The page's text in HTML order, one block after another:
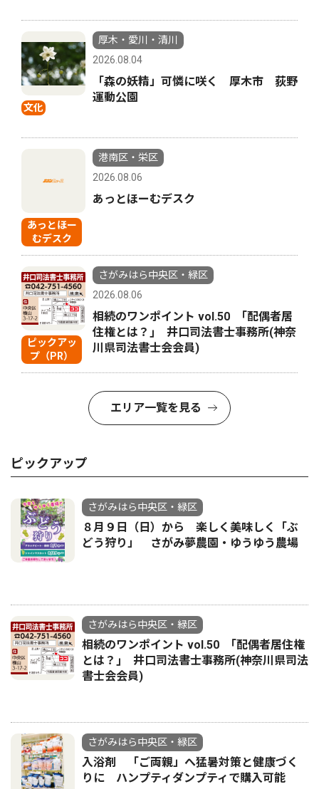
文化
厚木・愛川・清川
2026.08.04
「森の妖精」可憐に咲く 厚木市 荻野
運動公園
あっとほー
むデスク
港南区・栄区
2026.08.06
あっとほーむデスク
ピックアッ
プ（PR）
さがみはら中央区・緑区
2026.08.06
相続のワンポイント vol.50 ｢配偶者居
住権とは？｣ 井口司法書士事務所(神奈
川県司法書士会会員)
エリア一覧を見る
ピックアップ
さがみはら中央区・緑区
８月９日（日）から 楽しく美味しく「ぶ
どう狩り」 さがみ夢農園・ゆうゆう農場
さがみはら中央区・緑区
相続のワンポイント vol.50 ｢配偶者居住権
とは？｣ 井口司法書士事務所(神奈川県司法
書士会会員)
さがみはら中央区・緑区
入浴剤 「ご両親」へ猛暑対策と健康づく
りに ハンプティダンプティで購入可能